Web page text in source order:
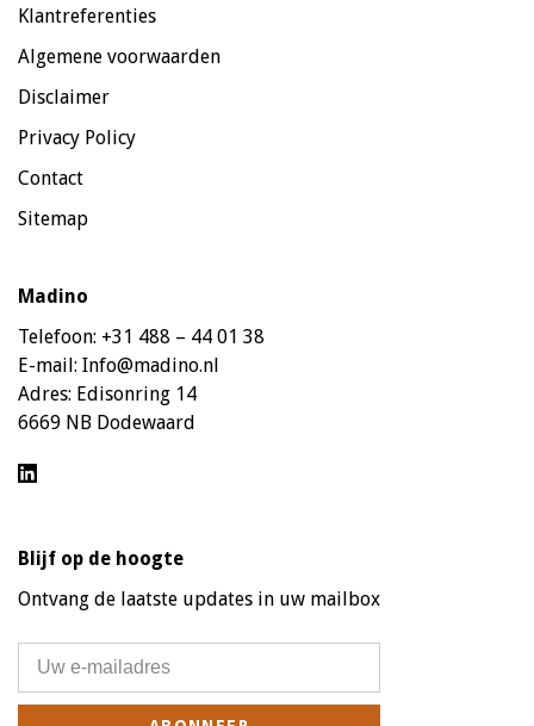
Klantreferenties
Algemene voorwaarden
Disclaimer
Privacy Policy
Contact
Sitemap
Madino
Telefoon: +31 488 – 44 01 38
E-mail: Info@madino.nl
Adres: Edisonring 14
6669 NB Dodewaard
Blijf op de hoogte
Ontvang de laatste updates in uw mailbox